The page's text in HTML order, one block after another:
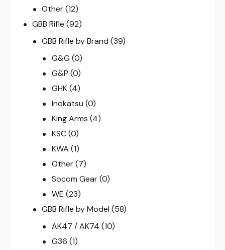
Other (12)
GBB Rifle (92)
GBB Rifle by Brand (39)
G&G (0)
G&P (0)
GHK (4)
Inokatsu (0)
King Arms (4)
KSC (0)
KWA (1)
Other (7)
Socom Gear (0)
WE (23)
GBB Rifle by Model (58)
AK47 / AK74 (10)
G36 (1)